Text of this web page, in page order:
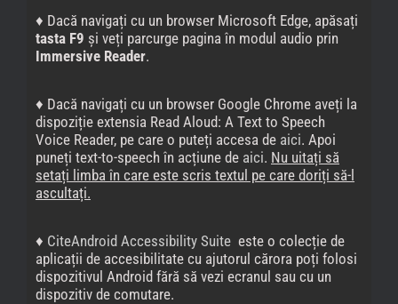
♦ Dacă navigați cu un browser Microsoft Edge, apăsați
tasta F9 și veți parcurge pagina în modul audio prin
Immersive Reader.
♦ Dacă navigați cu un browser Google Chrome aveți la
dispoziție extensia Read Aloud: A Text to Speech
Voice Reader, pe care o puteți accesa de aici. Apoi
puneți text-to-speech în acțiune de aici. Nu uitați să
setați limba în care este scris textul pe care doriți să-l
ascultați.
♦ CiteAndroid Accessibility Suite este o colecție de
aplicații de accesibilitate cu ajutorul cărora poți folosi
dispozitivul Android fără să vezi ecranul sau cu un
dispozitiv de comutare.